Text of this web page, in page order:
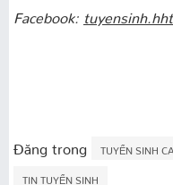
Facebook:
Đăng trong TUYỂN SINH
TIN TUYỂN SINH